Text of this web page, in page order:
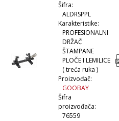
Šifra:
ALDRSPPL
Karakteristike:
PROFESIONALNI
DRŽAČ
ŠTAMPANE
PLOČE I LEMILICE
( treća ruka )
Proizvođač:
GOOBAY
Šifra
proizvođača:
76559